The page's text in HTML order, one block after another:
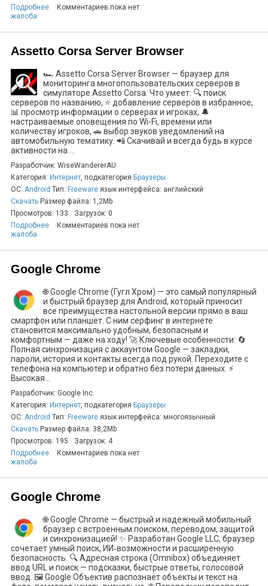
Подробнее
Комментариев пока нет
жалоба
Assetto Corsa Server Browser
🏎️ Assetto Corsa Server Browser — браузер для
мониторинга многопользовательских серверов в
симуляторе Assetto Corsa. Что умеет: 🔍 поиск
серверов по названию, ⭐ добавление серверов в избранное,
📊 просмотр информации о серверах и игроках, 🔔
настраиваемые оповещения по Wi-Fi, времени или
количеству игроков, 🚗 выбор звуков уведомлений на
автомобильную тематику. 📲 Скачивай и всегда будь в курсе
активности на ...
Разработчик: WiseWandererAU
Категория: Интернет, подкатегория Браузеры
ОС: Android Тип: Freeware язык интерфейса: английский
Скачать Размер файла: 1,2Mb
Просмотров: 133
Загрузок: 0
Подробнее
Комментариев пока нет
жалоба
Google Chrome
🌐 Google Chrome (Гугл Хром) — это самый популярный
и быстрый браузер для Android, который приносит
все преимущества настольной версии прямо в ваш
смартфон или планшет. С ним серфинг в интернете
становится максимально удобным, безопасным и
комфортным — даже на ходу! 🚀 Ключевые особенности: 🔄
Полная синхронизация с аккаунтом Google — закладки,
пароли, история и контакты всегда под рукой. Переходите с
телефона на компьютер и обратно без потери данных. ⚡
Высокая...
Разработчик: Google Inc.
Категория: Интернет, подкатегория Браузеры
ОС: Android Тип: Freeware язык интерфейса: многоязычный
Скачать Размер файла: 38,2Mb
Просмотров: 195
Загрузок: 4
Подробнее
Комментариев пока нет
жалоба
Google Chrome
🌐 Google Chrome — быстрый и надежный мобильный
браузер с встроенным поиском, переводом, защитой
и синхронизацией! ✨ Разработан Google LLC, браузер
сочетает умный поиск, ИИ‑возможности и расширенную
безопасность. 🔍 Адресная строка (Omnibox) объединяет
ввод URL и поиск — подсказки, быстрые ответы, голосовой
ввод. 🖼️ Google Объектив распознаёт объекты и текст на